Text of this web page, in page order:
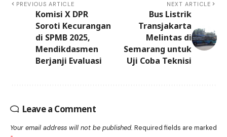
PREVIOUS ARTICLE
Komisi X DPR
Soroti Kecurangan
di SPMB 2025,
Mendikdasmen
Berjanji Evaluasi
NEXT ARTICLE
Bus Listrik
Transjakarta
Melintas di
Semarang untuk
Uji Coba Teknisi
Leave a Comment
Your email address will not be published. Required fields are marked